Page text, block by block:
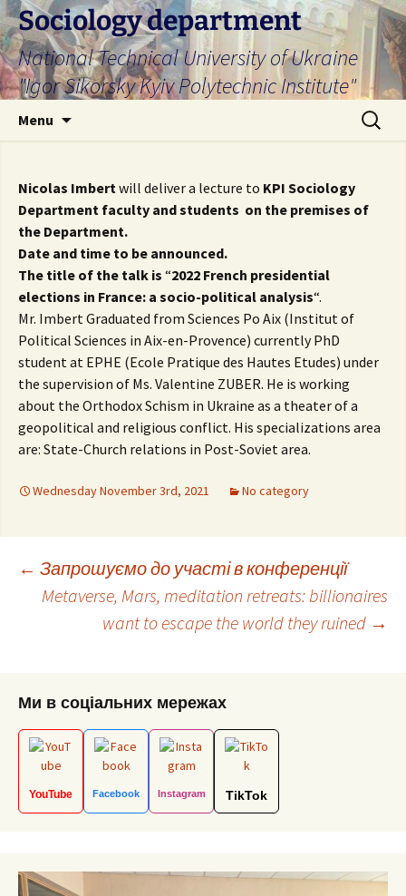
Skip
to
content
Sociology department
National Technical University of Ukraine
"Igor Sikorsky Kyiv Polytechnic Institute"
Menu
Search
for:
Nicolas Imbertwill deliver a lecture to KPI Sociology
Department faculty and students on the premises of
the Department.
Date and time to be announced.
The title of the talk is “2022 French presidential
elections in France: a socio-political analysis“.
Mr. Imbert Graduated from Sciences Po Aix (Institut of
Political Sciences in Aix-en-Provence) currently PhD
student at EPHE (Ecole Pratique des Hautes Etudes) under
the supervision of Ms. Valentine ZUBER. He is working
about the Orthodox Schism in Ukraine as a theater of a
geopolitical and religious conflict. His specializations area
are: State-Church relations in Post-Soviet area.
Wednesday November 3rd, 2021 No category
Post
navigation
← Запрошуємо до участі в конференції
Metaverse, Mars, meditation retreats: billionaires
want to escape the world they ruined →
Ми в соціальних мережах
YouTube Facebook Instagram TikTok